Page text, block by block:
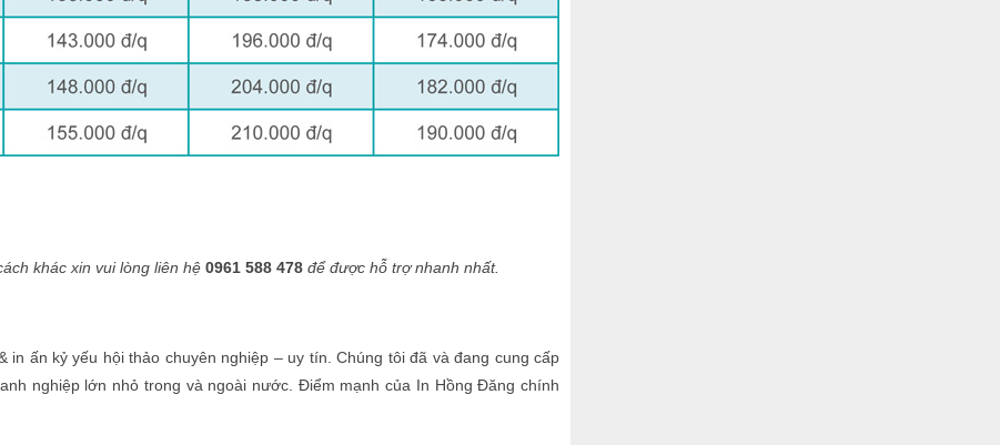
khác xin vui lòng liên hệ 0961 588 478 để được hỗ trợ nhanh nhất.
in ấn kỷ yếu hội thảo chuyên nghiệp – uy tín. Chúng tôi đã và đang cung cấp
nghiệp lớn nhỏ trong và ngoài nước. Điểm mạnh của In Hồng Đăng chính